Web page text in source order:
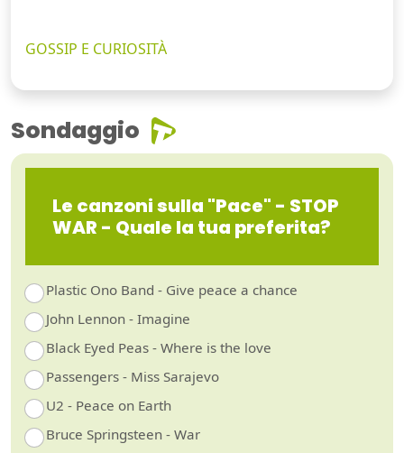
GOSSIP E CURIOSITÀ
Sondaggio
Le canzoni sulla "Pace" - STOP
WAR - Quale la tua preferita?
Plastic Ono Band - Give peace a chance
John Lennon - Imagine
Black Eyed Peas - Where is the love
Passengers - Miss Sarajevo
U2 - Peace on Earth
Bruce Springsteen - War